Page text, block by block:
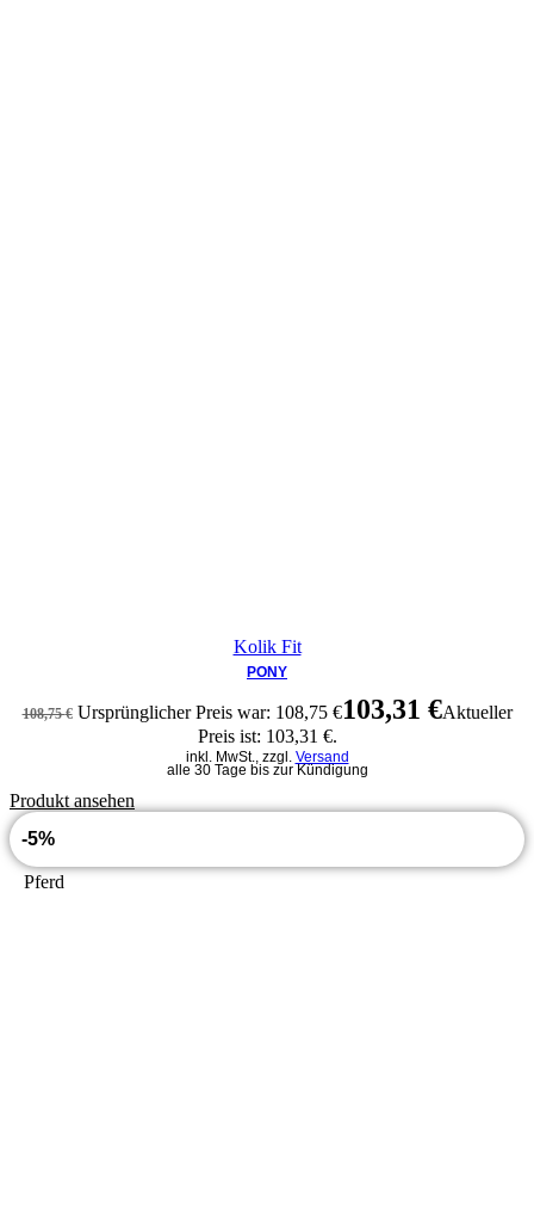
Kolik Fit
PONY
108,75€ Ursprünglicher Preis war: 108,75 €103,31 €Aktueller
Preis ist: 103,31 €.
inkl. MwSt., zzgl. Versand
alle 30 Tage bis zur Kündigung
Produkt ansehen
-5%
Pferd